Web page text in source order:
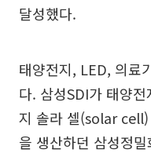
달성했다.
태양전지, LED, 의료
다. 삼성SDI가 태양
지 솔라 셀(solar cell)
을 생산하던 삼성정